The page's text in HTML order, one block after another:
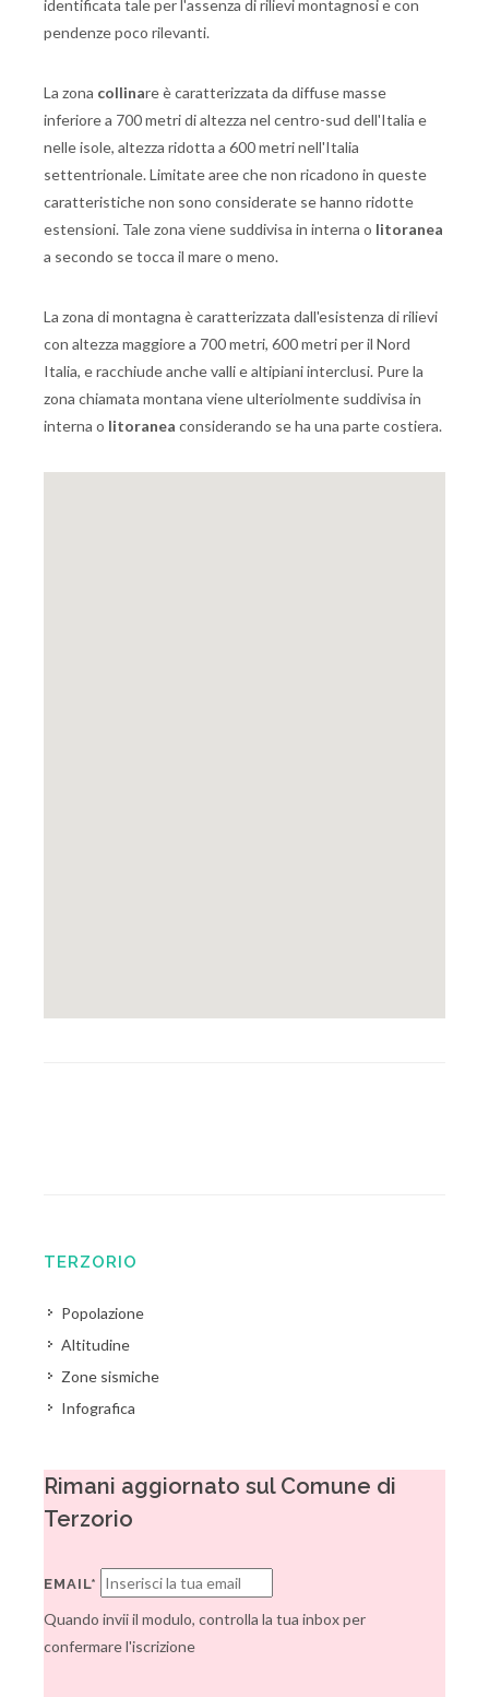
identificata tale per l'assenza di rilievi montagnosi e con
pendenze poco rilevanti.
La zona collinare è caratterizzata da diffuse masse
inferiore a 700 metri di altezza nel centro-sud dell'Italia e
nelle isole, altezza ridotta a 600 metri nell'Italia
settentrionale. Limitate aree che non ricadono in queste
caratteristiche non sono considerate se hanno ridotte
estensioni. Tale zona viene suddivisa in interna o litoranea
a secondo se tocca il mare o meno.
La zona di montagna è caratterizzata dall'esistenza di rilievi
con altezza maggiore a 700 metri, 600 metri per il Nord
Italia, e racchiude anche valli e altipiani interclusi. Pure la
zona chiamata montana viene ulteriolmente suddivisa in
interna o litoranea considerando se ha una parte costiera.
TERZORIO
Popolazione
Altitudine
Zone sismiche
Infografica
Rimani aggiornato sul Comune di
Terzorio
EMAIL*
Quando invii il modulo, controlla la tua inbox per
confermare l'iscrizione